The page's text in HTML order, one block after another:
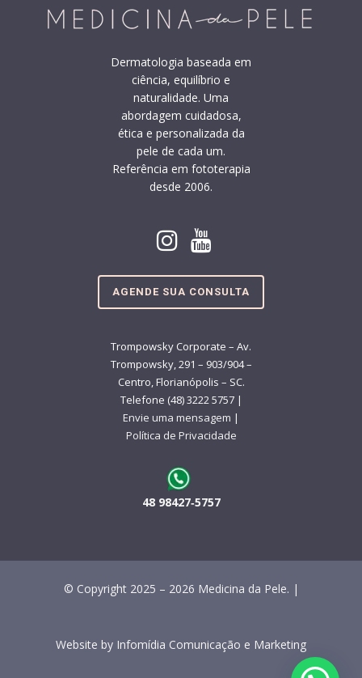
Dermatologia baseada em
ciência, equilíbrio e
naturalidade. Uma
abordagem cuidadosa,
ética e personalizada da
pele de cada um.
Referência em fototerapia
desde 2006.
AGENDE SUA CONSULTA
Trompowsky Corporate – Av.
Trompowsky, 291 – 903/904 –
Centro, Florianópolis – SC.
Telefone (48) 3222 5757 |
Envie uma mensagem |
Política de Privacidade
48 98427‑5757
© Copyright 2025 – 2026 Medicina da Pele. |
Website by Infomídia Comunicação e Marketing